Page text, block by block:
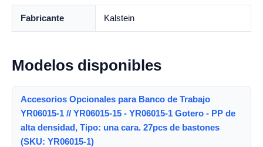
Fabricante Kalstein
Modelos disponibles
Accesorios Opcionales para Banco de Trabajo
YR06015-1 // YR06015-15 - YR06015-1 Gotero - PP de
alta densidad, Tipo: una cara. 27pcs de bastones
(SKU: YR06015-1)